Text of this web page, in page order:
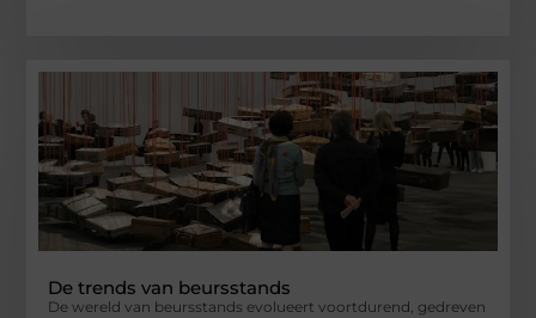
De trends van beursstands
De wereld van beursstands evolueert voortdurend, gedreven